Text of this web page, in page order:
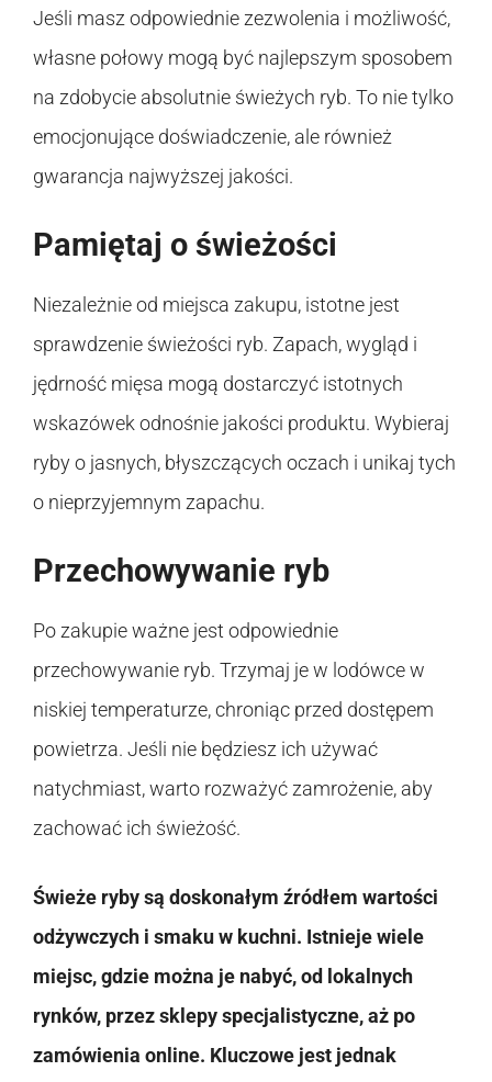
Jeśli masz odpowiednie zezwolenia i możliwość,
własne połowy mogą być najlepszym sposobem
na zdobycie absolutnie świeżych ryb. To nie tylko
emocjonujące doświadczenie, ale również
gwarancja najwyższej jakości.
Pamiętaj o świeżości
Niezależnie od miejsca zakupu, istotne jest
sprawdzenie świeżości ryb. Zapach, wygląd i
jędrność mięsa mogą dostarczyć istotnych
wskazówek odnośnie jakości produktu. Wybieraj
ryby o jasnych, błyszczących oczach i unikaj tych
o nieprzyjemnym zapachu.
Przechowywanie ryb
Po zakupie ważne jest odpowiednie
przechowywanie ryb. Trzymaj je w lodówce w
niskiej temperaturze, chroniąc przed dostępem
powietrza. Jeśli nie będziesz ich używać
natychmiast, warto rozważyć zamrożenie, aby
zachować ich świeżość.
Świeże ryby są doskonałym źródłem wartości
odżywczych i smaku w kuchni. Istnieje wiele
miejsc, gdzie można je nabyć, od lokalnych
rynków, przez sklepy specjalistyczne, aż po
zamówienia online. Kluczowe jest jednak